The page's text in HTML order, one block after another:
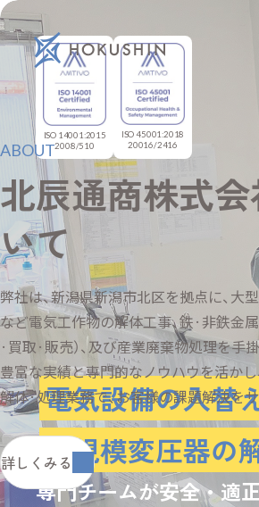
ISO 14001:2015
2008/510
ISO 45001:2018
20016/2416
電気設備の入替
大規模変圧器の
専門チームが安全・適
ABOUT
北辰通商株式
いて
弊社は、新潟県新潟市北区を拠点に、大型
など電気工作物の解体工事、鉄·非鉄金
·買取·販売）、及び産業廃棄物処理を手
豊富な実績と専門的なノウハウを活かし
解体·処理業務で、お客様の課題解決を
詳しくみる